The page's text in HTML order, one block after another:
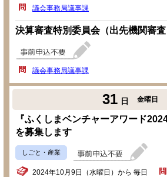
議会事務局議事課
決算審査特別委員会（出先機関審査
議会事務局議事課
31 日 金曜日
『ふくしまベンチャーアワード
を募集します
しごと・産業
2024年10月9日（水曜日）から 毎日